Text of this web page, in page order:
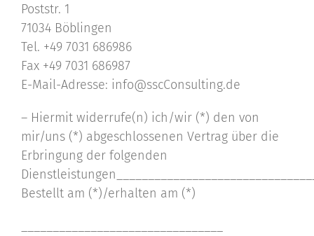
Poststr. 1
71034 Böblingen
Tel. +49 7031 686986
Fax +49 7031 686987
E-Mail-Adresse: info@sscConsulting.de
– Hiermit widerrufe(n) ich/wir (*) den von
mir/uns (*) abgeschlossenen Vertrag über die
Erbringung der folgenden
Bestellt am (*)/erhalten am (*)